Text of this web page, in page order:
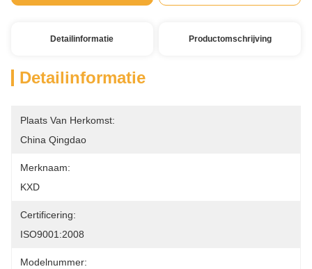
Detailinformatie Productomschrijving
Detailinformatie
Plaats Van Herkomst:
China Qingdao
Merknaam:
KXD
Certificering:
ISO9001:2008
Modelnummer: